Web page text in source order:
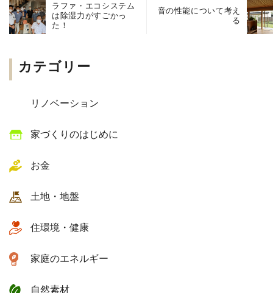
ラファ・エコシステム
は除湿力がすごかっ
た！
音の性能について考え
る
カテゴリー
リノベーション
家づくりのはじめに
お金
土地・地盤
住環境・健康
家庭のエネルギー
自然素材